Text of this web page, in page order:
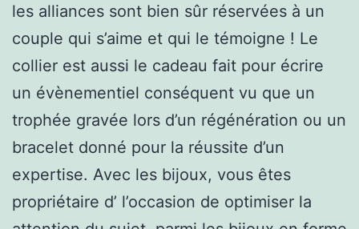
les alliances sont bien sûr réservées à un
couple qui s’aime et qui le témoigne ! Le
collier est aussi le cadeau fait pour écrire
un évènementiel conséquent vu que un
trophée gravée lors d’un régénération ou un
bracelet donné pour la réussite d’un
expertise. Avec les bijoux, vous êtes
propriétaire d’ l’occasion de optimiser la